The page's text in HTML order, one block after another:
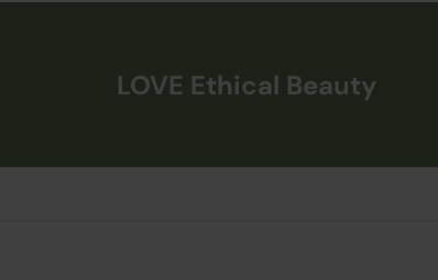
LOVE Ethical Beauty